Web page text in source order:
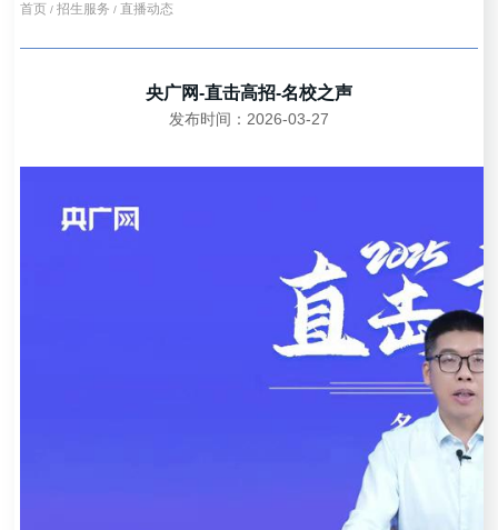
首页/招生服务/ 直播动态
央广网-直击高招-名校之声
发布时间：2026-03-27